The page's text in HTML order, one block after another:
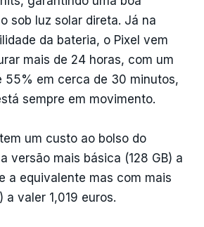
sob luz solar direta. Já na
da bateria, o Pixel vem
mais de 24 horas, com um
55% em cerca de 30 minutos,
sempre em movimento.
um custo ao bolso do
versão mais básica (128 GB) a
a equivalente mas com mais
a valer 1,019 euros.